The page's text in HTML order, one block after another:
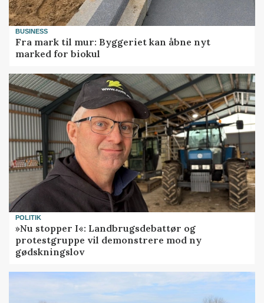
BUSINESS
Fra mark til mur: Byggeriet kan åbne nyt
marked for biokul
POLITIK
»Nu stopper I«: Landbrugsdebattør og
protestgruppe vil demonstrere mod ny
gødskningslov